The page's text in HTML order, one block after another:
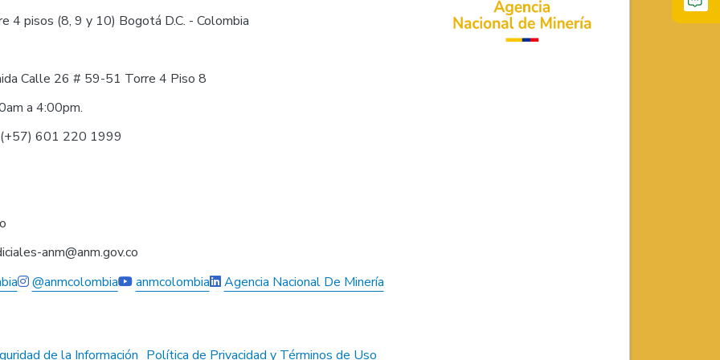
4 pisos (8, 9 y 10) Bogotá D.C. - Colombia
Calle 26 # 59-51 Torre 4 Piso 8
a 4:00pm.
601 220 1999
anm@anm.gov.co
@anmcolombia anmcolombia Agencia Nacional De Minería
de la Información Política de Privacidad y Términos de Uso